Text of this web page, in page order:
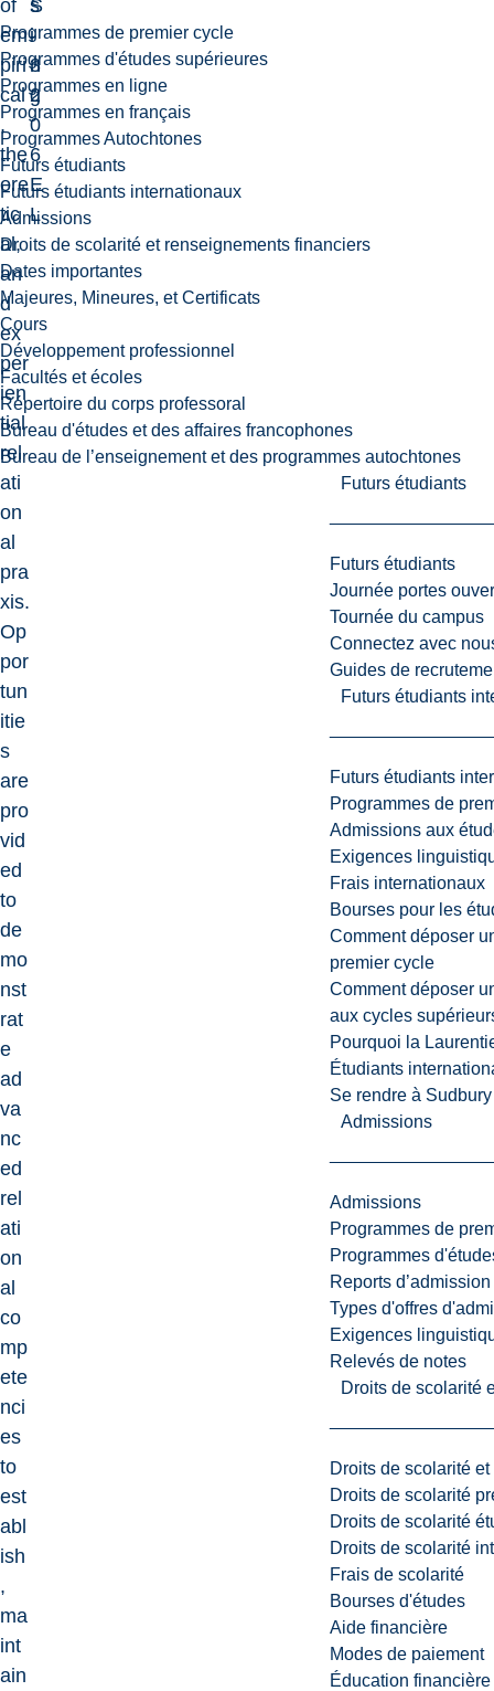
Programmes de premier cycle
Programmes d'études supérieures
Programmes en ligne
Programmes en français
Programmes Autochtones
Futurs étudiants
Futurs étudiants internationaux
Admissions
Droits de scolarité et renseignements financiers
Dates importantes
Majeures, Mineures, et Certificats
Cours
Développement professionnel
Facultés et écoles
Répertoire du corps professoral
Bureau d'études et des affaires francophones
Bureau de l’enseignement et des programmes autochtones
Futurs étudiants
Futurs étudiants
Journée portes
Tournée du campus
Connectez avec
Guides de
Futurs étudiants
Futurs étudiants
Programmes de
Admissions aux
Exigences
Frais internationaux
Bourses pour les
Comment déposer
premier cycle
Comment déposer
aux cycles
Pourquoi la
Étudiants
Se rendre à Sudbury
Admissions
Admissions
Programmes de
Programmes
Reports d’admission
Types d'offres
Exigences
Relevés de notes
Droits de scolarité
Droits de scolarité
Droits de scolarité
Droits de scolarité
Droits de scolarité
Frais de scolarité
Bourses d'études
Aide financière
Modes de paiement
Éducation financière
of
em
piri
cal
,
the
ore
tic
al,
an
d
ex
per
ien
tial
rel
ati
on
al
pra
xis.
Op
por
tun
itie
s
are
pro
vid
ed
to
de
mo
nst
rat
e
ad
va
nc
ed
rel
ati
on
al
co
mp
ete
nci
es
to
est
abl
ish
,
ma
int
ain
S
-
3
2
0
6
E
L
s
i
n
g